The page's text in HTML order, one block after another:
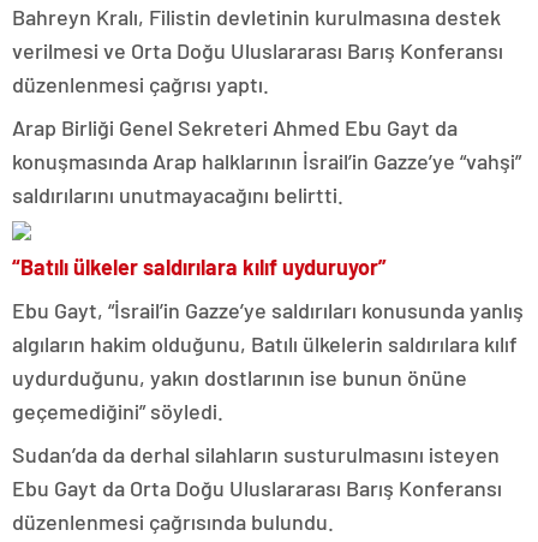
Bahreyn Kralı, Filistin devletinin kurulmasına destek
verilmesi ve Orta Doğu Uluslararası Barış Konferansı
düzenlenmesi çağrısı yaptı.
Arap Birliği Genel Sekreteri Ahmed Ebu Gayt da
konuşmasında Arap halklarının İsrail’in Gazze’ye “vahşi”
saldırılarını unutmayacağını belirtti.
“Batılı ülkeler saldırılara kılıf uyduruyor”
Ebu Gayt, “İsrail’in Gazze’ye saldırıları konusunda yanlış
algıların hakim olduğunu, Batılı ülkelerin saldırılara kılıf
uydurduğunu, yakın dostlarının ise bunun önüne
geçemediğini” söyledi.
Sudan’da da derhal silahların susturulmasını isteyen
Ebu Gayt da Orta Doğu Uluslararası Barış Konferansı
düzenlenmesi çağrısında bulundu.